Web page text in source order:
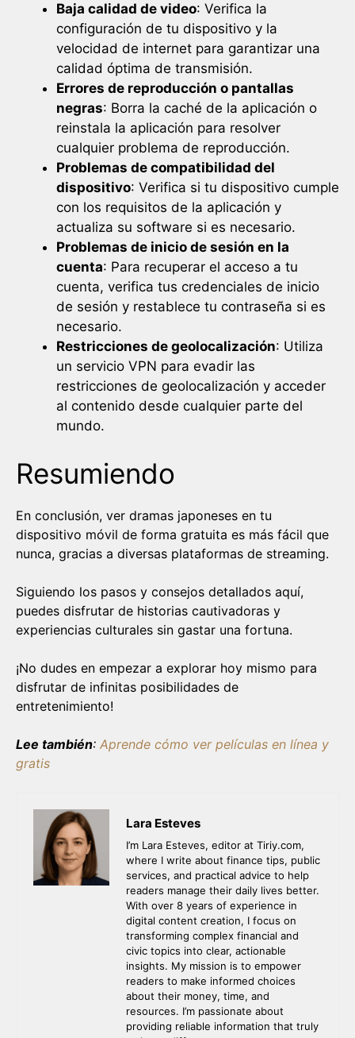
Baja calidad de video: Verifica la
configuración de tu dispositivo y la
velocidad de internet para garantizar una
calidad óptima de transmisión.
Errores de reproducción o pantallas
negras: Borra la caché de la aplicación o
reinstala la aplicación para resolver
cualquier problema de reproducción.
Problemas de compatibilidad del
dispositivo: Verifica si tu dispositivo cumple
con los requisitos de la aplicación y
actualiza su software si es necesario.
Problemas de inicio de sesión en la
cuenta: Para recuperar el acceso a tu
cuenta, verifica tus credenciales de inicio
de sesión y restablece tu contraseña si es
necesario.
Restricciones de geolocalización: Utiliza
un servicio VPN para evadir las
restricciones de geolocalización y acceder
al contenido desde cualquier parte del
mundo.
Resumiendo
En conclusión, ver dramas japoneses en tu
dispositivo móvil de forma gratuita es más fácil que
nunca, gracias a diversas plataformas de streaming.
Siguiendo los pasos y consejos detallados aquí,
puedes disfrutar de historias cautivadoras y
experiencias culturales sin gastar una fortuna.
¡No dudes en empezar a explorar hoy mismo para
disfrutar de infinitas posibilidades de
entretenimiento!
Lee también: Aprende cómo ver películas en línea y
gratis
Lara Esteves
I’m Lara Esteves, editor at Tiriy.com,
where I write about finance tips, public
services, and practical advice to help
readers manage their daily lives better.
With over 8 years of experience in
digital content creation, I focus on
transforming complex financial and
civic topics into clear, actionable
insights. My mission is to empower
readers to make informed choices
about their money, time, and
resources. I’m passionate about
providing reliable information that truly